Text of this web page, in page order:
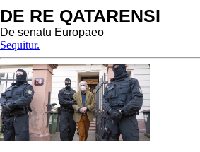
DE RE QATARENSI
De senatu Europaeo
Sequitur.